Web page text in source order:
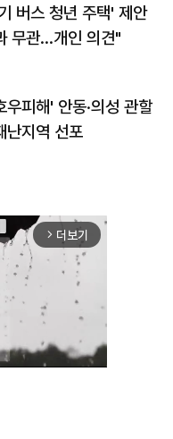
버스 청년 주택' 제안
무관…개인 의견"
피해' 안동·의성 관할
난지역 선포
arrow_forward_ios 더보기